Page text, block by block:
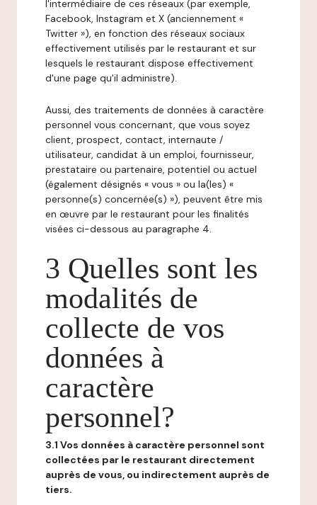
l'intermédiaire de ces réseaux (par exemple,
Facebook, Instagram et X (anciennement «
Twitter »), en fonction des réseaux sociaux
effectivement utilisés par le restaurant et sur
lesquels le restaurant dispose effectivement
d'une page qu'il administre).
Aussi, des traitements de données à caractère
personnel vous concernant, que vous soyez
client, prospect, contact, internaute /
utilisateur, candidat à un emploi, fournisseur,
prestataire ou partenaire, potentiel ou actuel
(également désignés « vous » ou la(les) «
personne(s) concernée(s) »), peuvent être mis
en œuvre par le restaurant pour les finalités
visées ci-dessous au paragraphe 4.
3 Quelles sont les
modalités de
collecte de vos
données à
caractère
personnel?
3.1 Vos données à caractère personnel sont
collectées par le restaurant directement
auprès de vous, ou indirectement auprès de
tiers.